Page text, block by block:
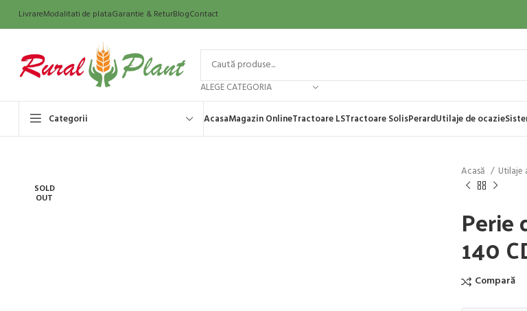
LivrareModalitati de plataGarantie & ReturBlogContact
ALEGE CATEGORIA
Categorii AcasaMagazin OnlineTractoare LSTractoare SolisPerardUtilaje de ocazie
SOLD
OUT
Acasă Utilaje
Perie
140
Compară